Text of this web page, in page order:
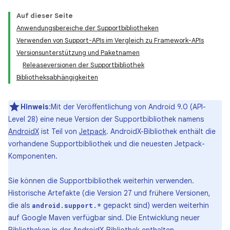
Auf dieser Seite
Anwendungsbereiche der Supportbibliotheken
Verwenden von Support-APIs im Vergleich zu Framework-APIs
Versionsunterstützung und Paketnamen
Releaseversionen der Supportbibliothek
Bibliotheksabhängigkeiten
Hinweis:Mit der Veröffentlichung von Android 9.0 (API-
Level 28) eine neue Version der Supportbibliothek namens
AndroidX ist Teil von Jetpack. AndroidX-Bibliothek enthält die
vorhandene Supportbibliothek und die neuesten Jetpack-
Komponenten.
Sie können die Supportbibliothek weiterhin verwenden.
Historische Artefakte (die Version 27 und frühere Versionen,
die als android.support.* gepackt sind) werden weiterhin
auf Google Maven verfügbar sind. Die Entwicklung neuer